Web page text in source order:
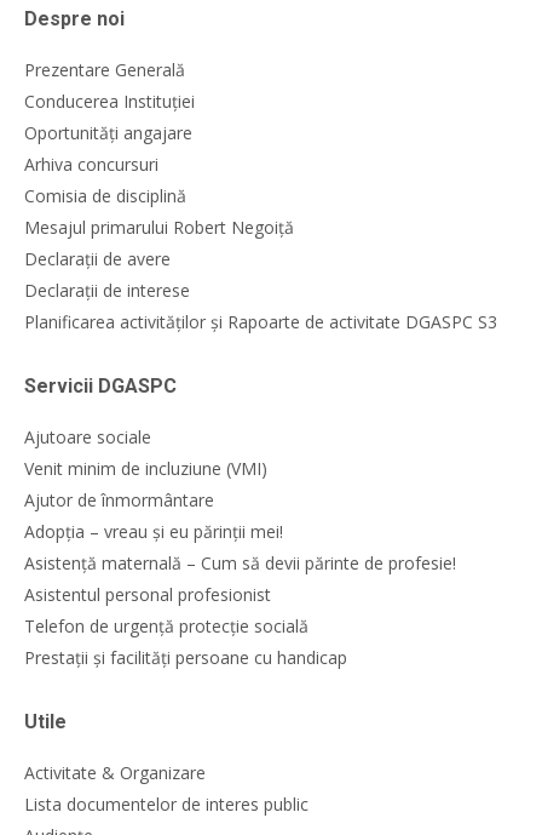
Despre noi
Prezentare Generală
Conducerea Instituției
Oportunități angajare
Arhiva concursuri
Comisia de disciplină
Mesajul primarului Robert Negoiță
Declarații de avere
Declarații de interese
Planificarea activităților și Rapoarte de activitate DGASPC S3
Servicii DGASPC
Ajutoare sociale
Venit minim de incluziune (VMI)
Ajutor de înmormântare
Adopția – vreau și eu părinții mei!
Asistență maternală – Cum să devii părinte de profesie!
Asistentul personal profesionist
Telefon de urgență protecție socială
Prestații și facilități persoane cu handicap
Utile
Activitate & Organizare
Lista documentelor de interes public